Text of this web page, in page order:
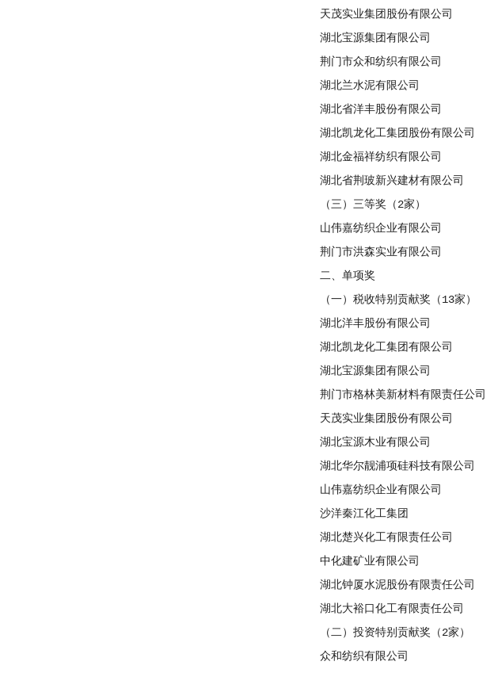
天茂实业集团股份有限公司
湖北宝源集团有限公司
荆门市众和纺织有限公司
湖北兰水泥有限公司
湖北省洋丰股份有限公司
湖北凯龙化工集团股份有限公司
湖北金福祥纺织有限公司
湖北省荆玻新兴建材有限公司
（三）三等奖（2家）
山伟嘉纺织企业有限公司
荆门市洪森实业有限公司
二、单项奖
（一）税收特别贡献奖（13家）
湖北洋丰股份有限公司
湖北凯龙化工集团有限公司
湖北宝源集团有限公司
荆门市格林美新材料有限责任公司
天茂实业集团股份有限公司
湖北宝源木业有限公司
湖北华尔靓浦项硅科技有限公司
山伟嘉纺织企业有限公司
沙洋秦江化工集团
湖北楚兴化工有限责任公司
中化建矿业有限公司
湖北钟厦水泥股份有限责任公司
湖北大裕口化工有限责任公司
（二）投资特别贡献奖（2家）
众和纺织有限公司